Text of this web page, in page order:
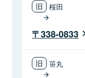
桜田
338-0833
笹丸